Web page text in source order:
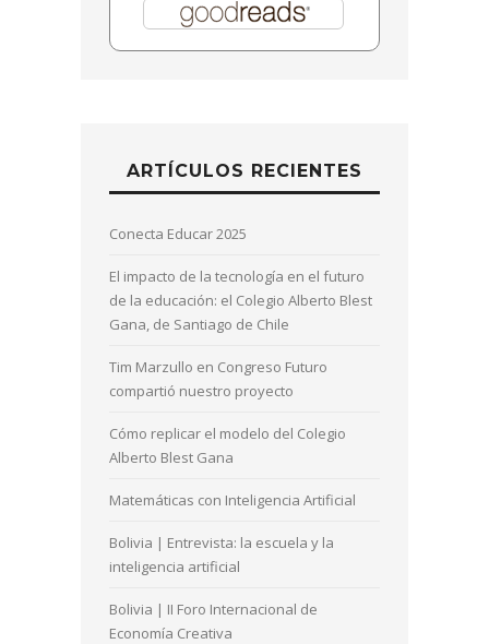
ARTÍCULOS RECIENTES
Conecta Educar 2025
El impacto de la tecnología en el futuro
de la educación: el Colegio Alberto Blest
Gana, de Santiago de Chile
Tim Marzullo en Congreso Futuro
compartió nuestro proyecto
Cómo replicar el modelo del Colegio
Alberto Blest Gana
Matemáticas con Inteligencia Artificial
Bolivia | Entrevista: la escuela y la
inteligencia artificial
Bolivia | II Foro Internacional de
Economía Creativa